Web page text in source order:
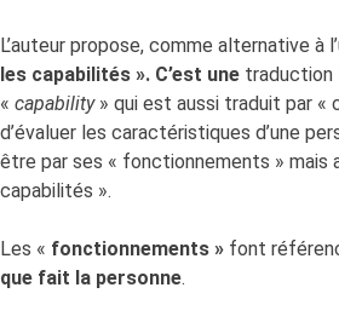
L’auteur propose, comme alternative à
les capabilités ». C’est une traduction
« capability» qui est aussi traduit par «
d’évaluer les caractéristiques d’une
être par ses « fonctionnements » mais
capabilités ».
Les « fonctionnements » font
que fait la personne.